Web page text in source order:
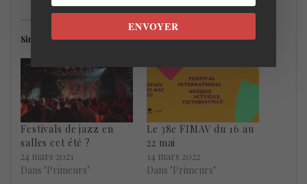
Similaire
Festivals de jazz en
salles cet été ?
24 mars 2021
Dans "Primeurs"
Le 38e FIMAV du 16 au
22 mai
14 mars 2022
Dans "Primeurs"
ENVOYER